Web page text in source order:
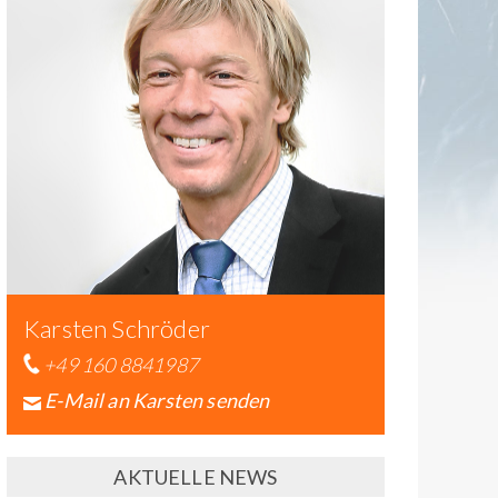
Karsten Schröder
+49 160 8841987
E-Mail an Karsten senden
AKTUELLE NEWS